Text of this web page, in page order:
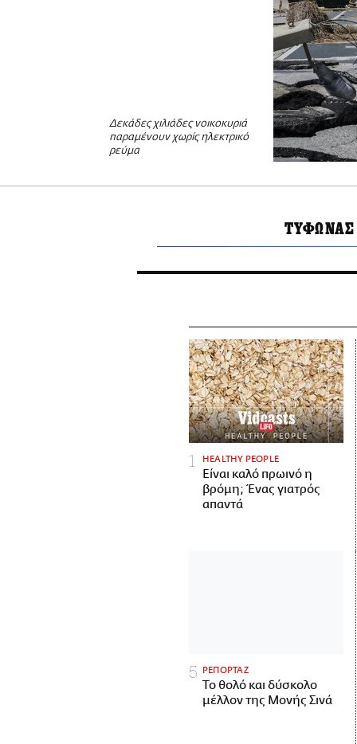
Δεκάδες χιλιάδες νοικοκυριά
παραμένουν χωρίς ηλεκτρικό
ρεύμα
HEALTHY PEOPLE
Είναι καλό πρωινό η
βρόμη; Ένας γιατρός
απαντά
ΡΕΠΟΡΤΑΖ
Το θολό και δύσκολο
μέλλον της Μονής Σινά